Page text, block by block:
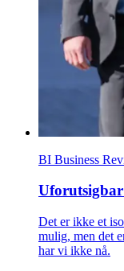
BI Business
Det er ikke et
mulig, men det
har vi ikke nå.